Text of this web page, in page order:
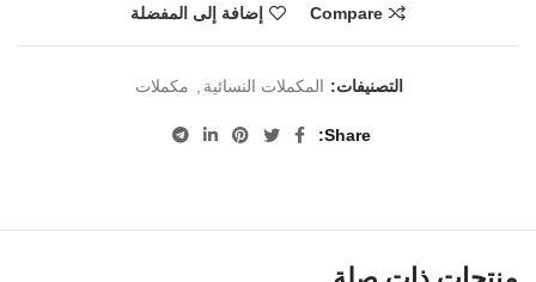
Compare إضافة إلى المفضلة
التصنيفات: المكملات النسائية مكملات
Share